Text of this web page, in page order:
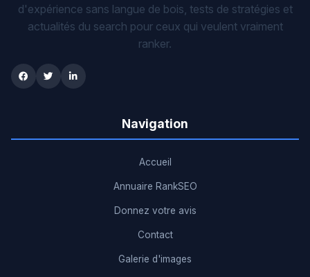
d'expérience sans langue de bois, tests de stratégies et
actualités du search pour ceux qui veulent vraiment
ranker.
Navigation
Accueil
Annuaire RankSEO
Donnez votre avis
Contact
Galerie d'images